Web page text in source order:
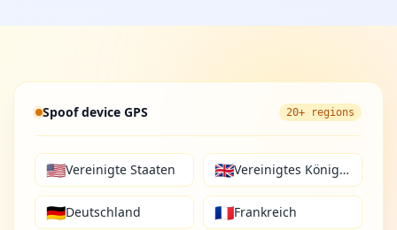
Spoof device GPS 20+ regions
🇺🇸Vereinigte Staaten 🇬🇧 Vereinigtes Königreich
🇩🇪Deutschland 🇫🇷Frankreich